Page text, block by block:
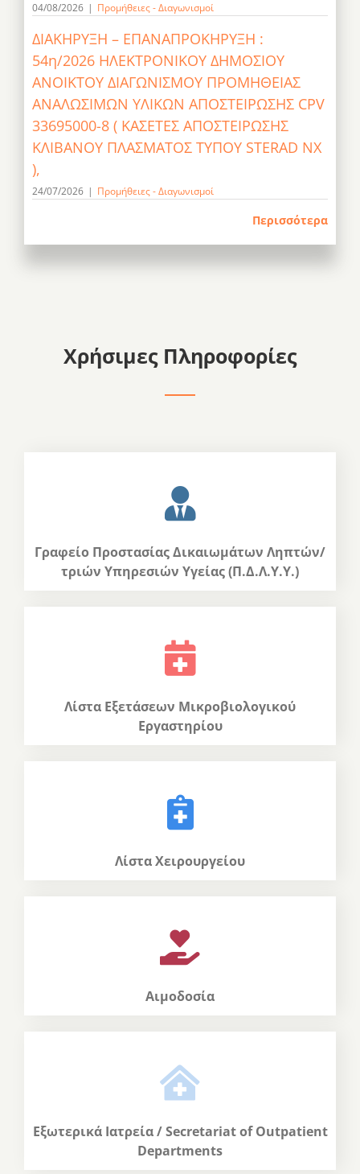
04/08/2026 | Προμήθειες - Διαγωνισμοί
ΔΙΑΚΗΡΥΞΗ – ΕΠΑΝΑΠΡΟΚΗΡΥΞΗ :
54η/2026 ΗΛΕΚΤΡΟΝΙΚΟΥ ΔΗΜΟΣΙΟΥ
ΑΝΟΙΚΤΟΥ ΔΙΑΓΩΝΙΣΜΟΥ ΠΡΟΜΗΘΕΙΑΣ
ΑΝΑΛΩΣΙΜΩΝ ΥΛΙΚΩΝ ΑΠΟΣΤΕΙΡΩΣΗΣ CPV
33695000-8 ( ΚΑΣΕΤΕΣ ΑΠΟΣΤΕΙΡΩΣΗΣ
ΚΛΙΒΑΝΟΥ ΠΛΑΣΜΑΤΟΣ ΤΥΠΟΥ STERAD NX
),
24/07/2026 | Προμήθειες - Διαγωνισμοί
Περισσότερα
Χρήσιμες Πληροφορίες
Γραφείο Προστασίας Δικαιωμάτων Ληπτών/
τριών Υπηρεσιών Υγείας (Π.Δ.Λ.Υ.Υ.)
Λίστα Εξετάσεων Μικροβιολογικού
Εργαστηρίου
Λίστα Χειρουργείου
Αιμοδοσία
Εξωτερικά Ιατρεία / Secretariat of Outpatient
Departments